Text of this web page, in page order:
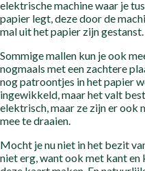
elektrische machine waar je
papier legt, deze door de
mal uit het papier zijn gestanst.
Sommige mallen kun je ook
nogmaals met een zachtere
nog patroontjes in het papier
ingewikkeld, maar het valt
elektrisch, maar ze zijn er ook
mee te draaien.
Mocht je nu niet in het bezit
niet erg, want ook met kant